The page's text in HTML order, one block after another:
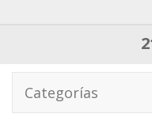
Categorías